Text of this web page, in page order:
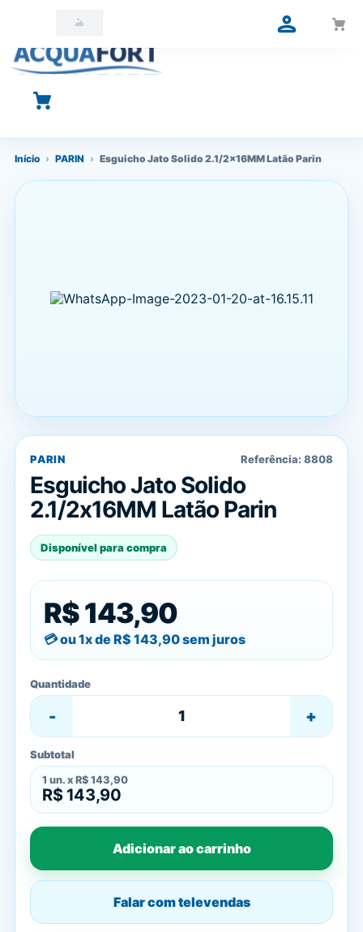
O que você está procurando?
Início › PARIN › Esguicho Jato Solido 2.1/2x16MM Latão Parin
PARIN Referência: 8808
Esguicho Jato Solido
2.1/2x16MM Latão Parin
Disponível para compra
R$ 143,90
ou 1x de R$ 143,90sem juros
Quantidade
- +
Subtotal
1 un. x R$ 143,90
R$ 143,90
Adicionar ao carrinho
Falar com televendas